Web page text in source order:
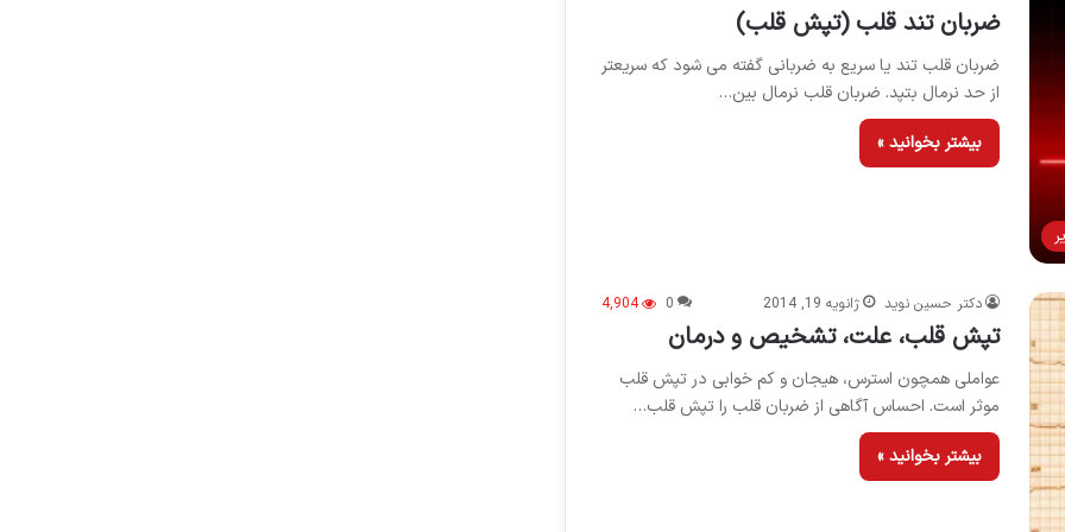
ضربان تند قلب (تپش قلب)
ضربان قلب تند یا سریع به ضربانی گفته می شود که سریعتر
از حد نرمال بتپد. ضربان قلب نرمال بین…
بیشتر بخوانید »
دکتر حسین نوید ژانویه 19, 2014 0
4,904
تپش قلب، علت، تشخیص و درمان
عواملی همچون استرس، هیجان و کم خوابی در تپش قلب
موثر است. احساس آگاهی از ضربان قلب را تپش قلب…
بیشتر بخوانید »